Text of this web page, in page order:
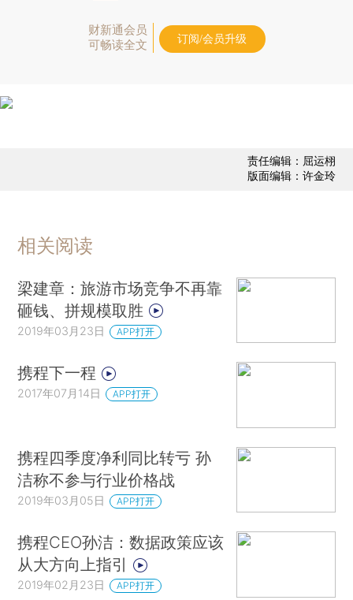
财新通会员
可畅读全文
订阅/会员升级
责任编辑：屈运栩
版面编辑：许金玲
相关阅读
梁建章：旅游市场竞争不再靠
砸钱、拼规模取胜
2019年03月23日 APP打开
携程下一程
2017年07月14日 APP打开
携程四季度净利同比转亏 孙
洁称不参与行业价格战
2019年03月05日 APP打开
携程CEO孙洁：数据政策应该
从大方向上指引
2019年02月23日 APP打开